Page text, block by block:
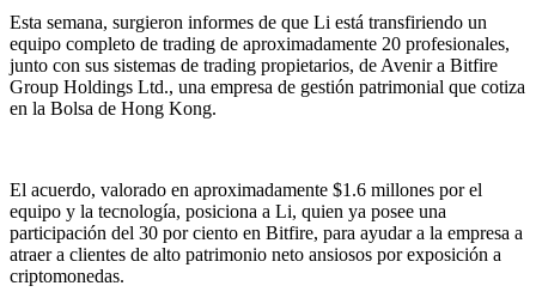
Esta semana, surgieron informes de que Li está transfiriendo un
equipo completo de trading de aproximadamente 20 profesionales,
junto con sus sistemas de trading propietarios, de Avenir a Bitfire
Group Holdings Ltd., una empresa de gestión patrimonial que cotiza
en la Bolsa de Hong Kong.
El acuerdo, valorado en aproximadamente $1.6 millones por el
equipo y la tecnología, posiciona a Li, quien ya posee una
participación del 30 por ciento en Bitfire, para ayudar a la empresa a
atraer a clientes de alto patrimonio neto ansiosos por exposición a
criptomonedas.